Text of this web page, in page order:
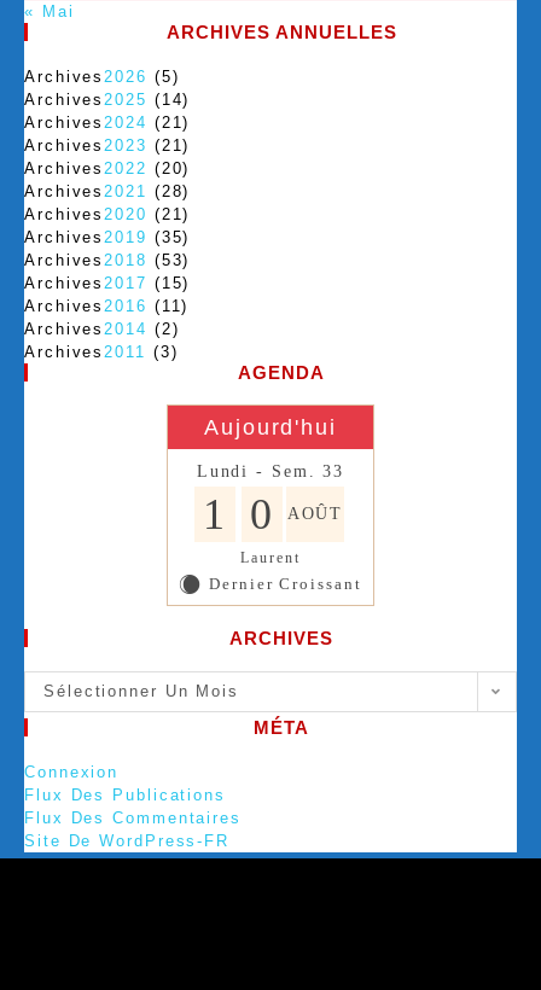
« Mai
ARCHIVES ANNUELLES
Archives 2026 (5)
Archives 2025 (14)
Archives 2024 (21)
Archives 2023 (21)
Archives 2022 (20)
Archives 2021
(28)
Archives 2020 (21)
Archives 2019 (35)
Archives 2018 (53)
Archives 2017 (15)
Archives 2016 (11)
Archives 2014 (2)
Archives 2011 (3)
AGENDA
Aujourd'hui
Lundi - Sem. 33
1 0 AOÛT
Laurent
X Dernier Croissant
ARCHIVES
Sélectionner Un Mois
MÉTA
Connexion
Flux Des Publications
Flux Des Commentaires
Site De WordPress-FR